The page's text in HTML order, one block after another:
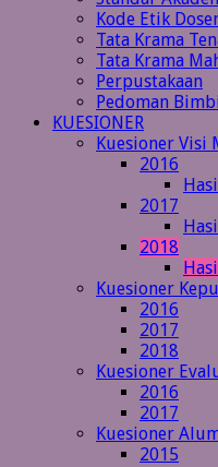
Kode Etik
Tata Krama
Tata Krama
Perpustakaan
Pedoman
KUESIONER
Kuesioner Visi
2016
2017
2018
Kuesioner
2016
2017
2018
Kuesioner
2016
2017
Kuesioner
2015